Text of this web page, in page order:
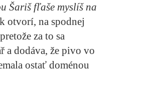
Šariš fľaše myslíš na
otvorí, na spodnej
za to sa
dodáva, že pivo vo
ostať doménou